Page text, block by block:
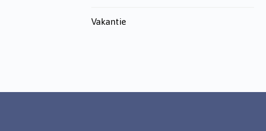
Vakantie